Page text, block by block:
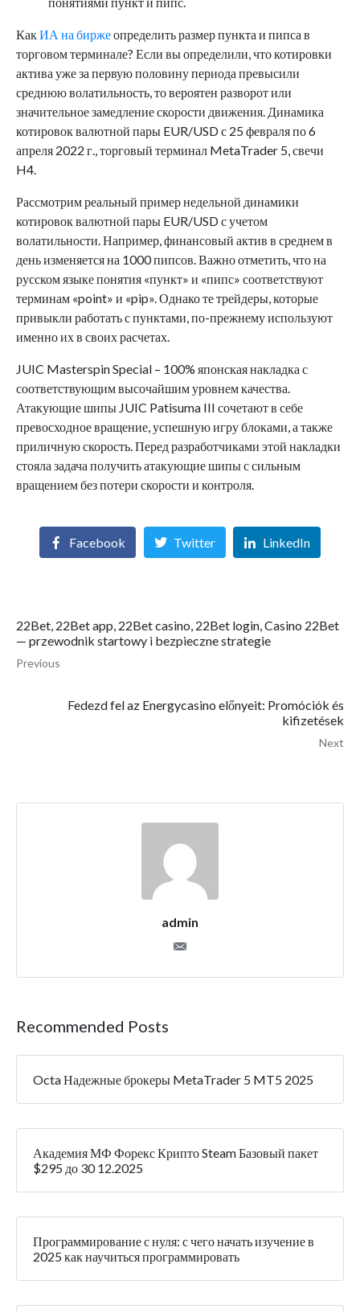
КакИА на биржеопределить размер пункта и пипса в
торговом терминале? Если вы определили, что котировки
актива уже за первую половину периода превысили
среднюю волатильность, то вероятен разворот или
значительное замедление скорости движения. Динамика
котировок валютной пары EUR/USD с 25 февраля по 6
апреля 2022 г., торговый терминал MetaTrader 5, свечи
H4.
Рассмотрим реальный пример недельной динамики
котировок валютной пары EUR/USD с учетом
волатильности. Например, финансовый актив в среднем в
день изменяется на 1000 пипсов. Важно отметить, что на
русском языке понятия «пункт» и «пипс» соответствуют
терминам «point» и «pip». Однако те трейдеры, которые
привыкли работать с пунктами, по-прежнему используют
именно их в своих расчетах.
JUIC Masterspin Special – 100% японская накладка с
соответствующим высочайшим уровнем качества.
Атакующие шипы JUIC Patisuma III сочетают в себе
превосходное вращение, успешную игру блоками, а также
приличную скорость. Перед разработчиками этой накладки
стояла задача получить атакующие шипы с сильным
вращением без потери скорости и контроля.
Facebook Twitter LinkedIn
22Bet, 22Bet app, 22Bet casino, 22Bet login, Casino 22Bet
— przewodnik startowy i bezpieczne strategie
Previous
Fedezd fel az Energycasino előnyeit: Promóciók és
kifizetések
Next
admin
Recommended Posts
Octa Надежные брокеры MetaTrader 5 MT5 2025
Академия МФ Форекс Крипто Steam Базовый пакет
$295 до 30 12.2025
Программирование с нуля: с чего начать изучение в
2025 как научиться программировать